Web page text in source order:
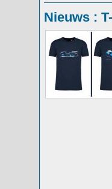
Nieuws :